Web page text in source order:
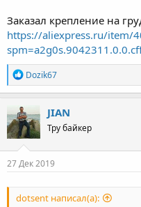
Заказал крепление на
https://aliexpress.ru/item/
R
e
a
t
i
o
n
s
Dozik67
JIAN
Тру байкер
27 Дек 2019
dotsent написал(а):